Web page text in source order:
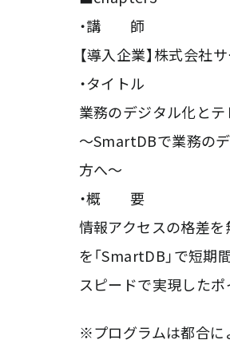
・講 師
【導入企業】株式会
・タイトル
業務のデジタル化とテ
～SmartDBで業務の
方へ～
・概 要
情報アクセスの格差を
を「SmartDB」で短期
スピードで実現したポ
※プログラムは都合に